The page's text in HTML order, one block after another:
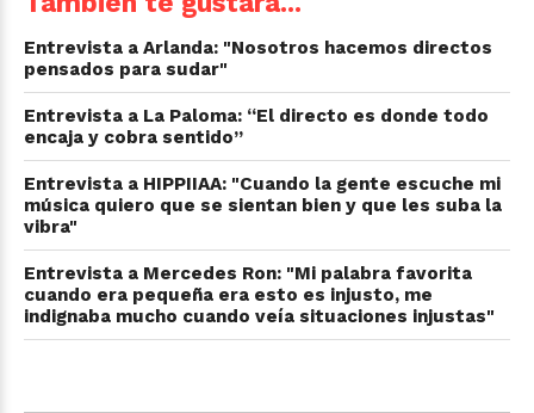
Entrevista a Arlanda: "Nosotros hacemos directos
pensados para sudar"
Entrevista a La Paloma: “El directo es donde todo
encaja y cobra sentido”
Entrevista a HIPPIIAA: "Cuando la gente escuche mi
música quiero que se sientan bien y que les suba la
vibra"
Entrevista a Mercedes Ron: "Mi palabra favorita
cuando era pequeña era esto es injusto, me
indignaba mucho cuando veía situaciones injustas"